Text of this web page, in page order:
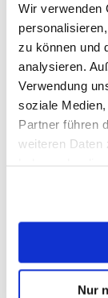
Wir verwenden
zu können und
analysieren.
Verwendung
soziale
Partner führen
weiteren Daten
Cookies, wenn
Nur